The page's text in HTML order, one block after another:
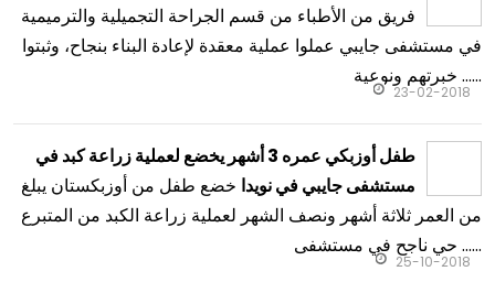
فريق من الأطباء من قسم الجراحة التجميلية والترميمية
في مستشفى جايبي عملوا عملية معقدة لإعادة البناء بنجاح، وثبتوا
خبرتهم ونوعية ......
23-02-2018
طفل أوزبكي عمره 3 أشهر يخضع لعملية زراعة كبد في
مستشفى جايبي في نويدا خضع طفل من أوزبكستان يبلغ
من العمر ثلاثة أشهر ونصف الشهر لعملية زراعة الكبد من المتبرع
حي ناجح في مستشفى ......
25-10-2018